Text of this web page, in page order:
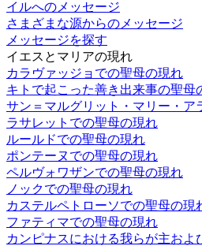
イルへのメッセージ
さまざまな源からのメッセージ
メッセージを探す
イエスとマリアの現れ
カラヴァッジョでの聖母の現れ
キトで起こった善き出来事の聖母
サン＝マルグリット・マリー・ア
ラサレットでの聖母の現れ
ルールドでの聖母の現れ
ポンテーヌでの聖母の現れ
ペルヴォワザンでの聖母の現れ
ノックでの聖母の現れ
カステルペトローソでの聖母の現
ファティマでの聖母の現れ
カンピナスにおける我らが主およ